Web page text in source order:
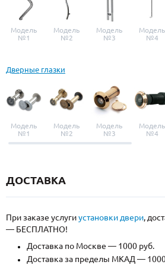
Модель
№1
Модель
№2
Модель
№3
Модель
№4
Дверные глазки
Модель
№1
Модель
№2
Модель
№3
Модель
№4
ДОСТАВКА
При заказе услугиустановки двери,
— БЕСПЛАТНО!
Доставка по Москве — 1000 руб.
Доставка за пределы МКАД —